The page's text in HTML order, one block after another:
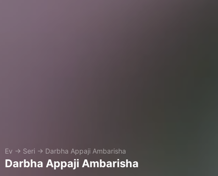
Ev → Seri → Darbha Appaji Ambarisha
Darbha Appaji Ambarisha